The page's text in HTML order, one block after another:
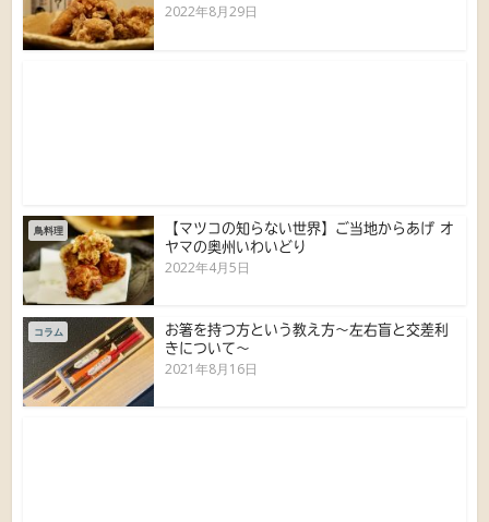
2022年8月29日
鳥料理
【マツコの知らない世界】ご当地からあげ オ
ヤマの奥州いわいどり
2022年4月5日
コラム
お箸を持つ方という教え方〜左右盲と交差利
きについて〜
2021年8月16日